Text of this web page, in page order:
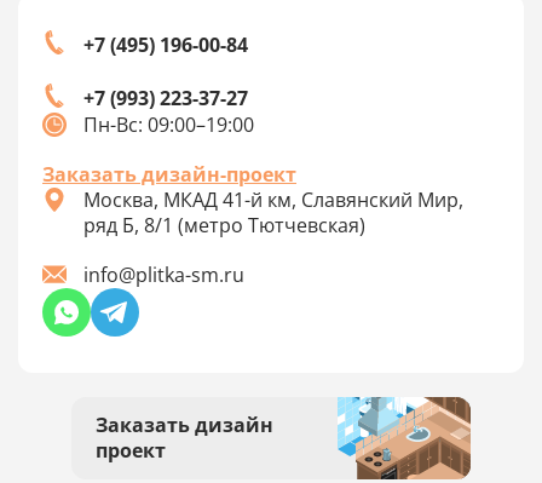
Заказать дизайн
проект
+7 (495) 196-00-84
+7 (993) 223-37-27
Пн-Вс: 09:00–19:00
Заказать дизайн-проект
Москва, МКАД 41-й км, Славянский Мир,
ряд Б, 8/1 (метро Тютчевская)
info@plitka-sm.ru